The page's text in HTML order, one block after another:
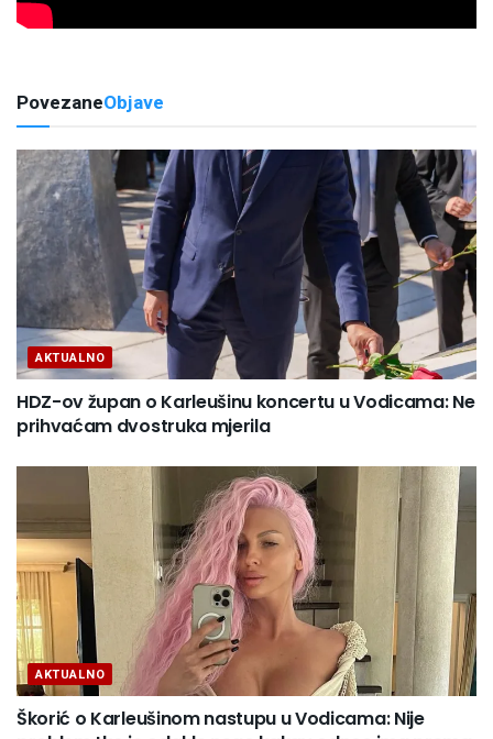
PovezaneObjave
AKTUALNO
HDZ-ov župan o Karleušinu koncertu u Vodicama: Ne
prihvaćam dvostruka mjerila
AKTUALNO
Škorić o Karleušinom nastupu u Vodicama: Nije